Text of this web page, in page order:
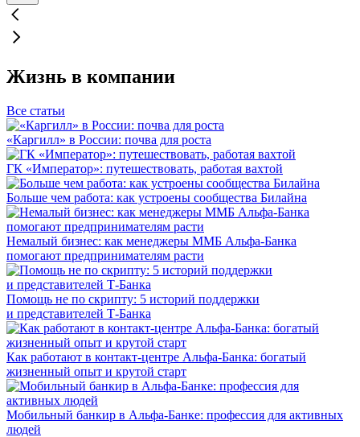
Жизнь в компании
Все статьи
«Каргилл» в России: почва для роста
ГК «Император»: путешествовать, работая вахтой
Больше чем работа: как устроены сообщества Билайна
Немалый бизнес: как менеджеры ММБ Альфа-Банка
помогают предпринимателям расти
Помощь не по скрипту: 5 историй поддержки
и представителей Т-Банка
Как работают в контакт-центре Альфа-Банка: богатый
жизненный опыт и крутой старт
Мобильный банкир в Альфа-Банке: профессия для активных
людей